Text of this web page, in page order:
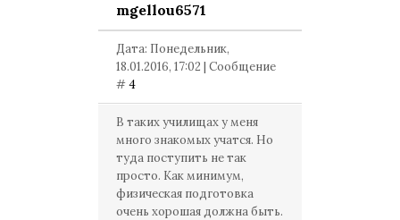
mgellou6571
Дата: Понедельник,
18.01.2016, 17:02 | Сообщение
#4
В таких училищах у меня
много знакомых учатся. Но
туда поступить не так
просто. Как минимум,
физическая подготовка
очень хорошая должна быть.